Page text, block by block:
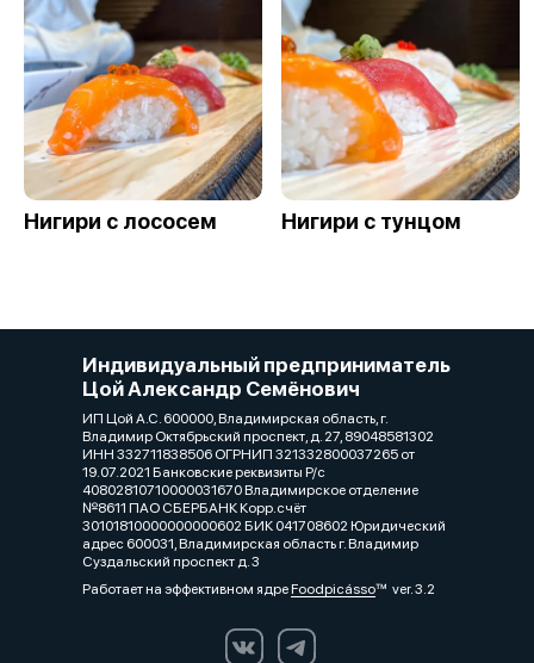
Нигири с лососем Нигири с тунцом
Индивидуальный предприниматель
Цой Александр Семёнович
ИП Цой А.С. 600000, Владимирская область, г.
Владимир Октябрьский проспект, д. 27, 89048581302
ИНН 332711838506 ОГРНИП 321332800037265 от
19.07.2021 Банковские реквизиты Р/с
40802810710000031670 Владимирское отделение
№8611 ПАО СБЕРБАНК Корр.счёт
30101810000000000602 БИК 041708602 Юридический
адрес 600031, Владимирская область г. Владимир
Суздальский проспект д. 3
Работает на эффективном ядреFoodpicássover. 3.2